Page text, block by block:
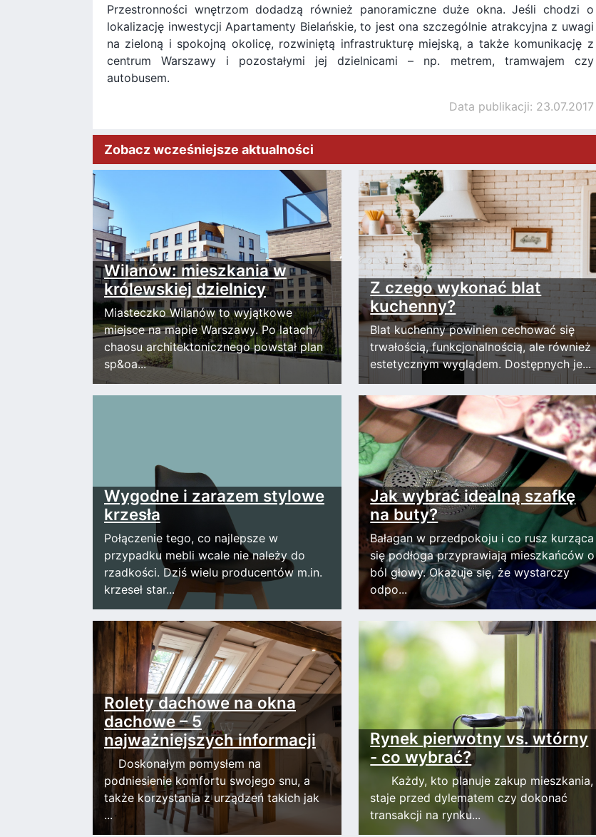
Przestronności wnętrzom dodadzą również panoramiczne duże okna. Jeśli chodzi o
lokalizację inwestycji Apartamenty Bielańskie, to jest ona szczególnie atrakcyjna z uwagi
na zieloną i spokojną okolicę, rozwiniętą infrastrukturę miejską, a także komunikację z
centrum Warszawy i pozostałymi jej dzielnicami – np. metrem, tramwajem czy
autobusem.
Data publikacji: 23.07.2017
Zobacz wcześniejsze aktualności
Wilanów: mieszkania w
królewskiej dzielnicy
Miasteczko Wilanów to wyjątkowe
miejsce na mapie Warszawy. Po latach
chaosu architektonicznego powstał plan
sp&oa...
Z czego wykonać blat
kuchenny?
Blat kuchenny powinien cechować się
trwałością, funkcjonalnością, ale również
estetycznym wyglądem. Dostępnych je...
Wygodne i zarazem stylowe
krzesła
Połączenie tego, co najlepsze w
przypadku mebli wcale nie należy do
rzadkości. Dziś wielu producentów m.in.
krzeseł star...
Jak wybrać idealną szafkę
na buty?
Bałagan w przedpokoju i co rusz kurząca
się podłoga przyprawiają mieszkańców o
ból głowy. Okazuje się, że wystarczy
odpo...
Rolety dachowe na okna
dachowe – 5
najważniejszych informacji
Doskonałym pomysłem na
podniesienie komfortu swojego snu, a
także korzystania z urządzeń takich jak
...
Rynek pierwotny vs. wtórny
- co wybrać?
Każdy, kto planuje zakup mieszkania,
staje przed dylematem czy dokonać
transakcji na rynku...